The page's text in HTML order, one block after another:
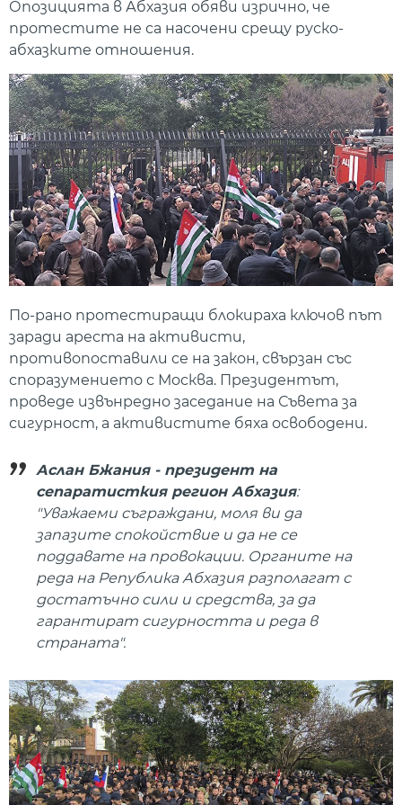
Опозицията в Абхазия обяви изрично, че
протестите не са насочени срещу руско-
абхазките отношения.
По-рано протестиращи блокираха ключов път
заради ареста на активисти,
противопоставили се на закон, свързан със
споразумението с Москва. Президентът,
проведе извънредно заседание на Съвета за
сигурност, а активистите бяха освободени.
Аслан Бжания - президент на
сепаратисткия регион Абхазия:
"Уважаеми съграждани, моля ви да
запазите спокойствие и да не се
поддавате на провокации. Органите на
реда на Република Абхазия разполагат с
достатъчно сили и средства, за да
гарантират сигурността и реда в
страната".